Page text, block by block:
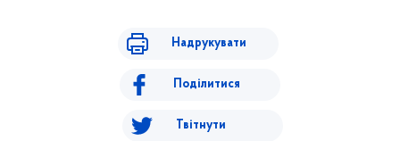
Надрукувати
Поділитися
Твітнути